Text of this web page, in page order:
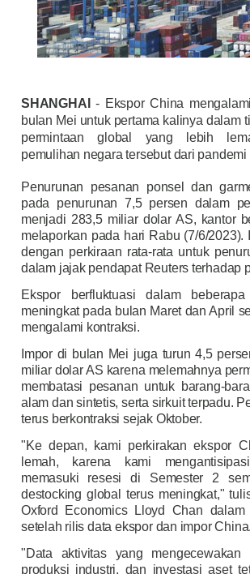
SHANGHAI
- Ekspor China
bulan Mei untuk pertama kalinya dalam
permintaan global yang lebih
pemulihan negara tersebut dari pandemi
Penurunan pesanan ponsel dan
pada penurunan 7,5 persen dalam
menjadi 283,5 miliar dolar AS, kantor
melaporkan pada hari Rabu (7/6/2023).
dengan perkiraan rata-rata untuk
dalam jajak pendapat Reuters terhadap
Ekspor berfluktuasi dalam
meningkat pada bulan Maret dan April
mengalami kontraksi.
Impor di bulan Mei juga turun 4,5
miliar dolar AS karena melemahnya
membatasi pesanan untuk barang-
alam dan sintetis, serta sirkuit terpadu.
terus berkontraksi sejak Oktober.
"Ke depan, kami perkirakan ekspor
lemah, karena kami
memasuki resesi di Semester 2
destocking global terus meningkat,"
Oxford Economics Lloyd Chan dalam
setelah rilis data ekspor dan impor China.
"Data aktivitas yang mengecewakan
produksi industri, dan investasi aset